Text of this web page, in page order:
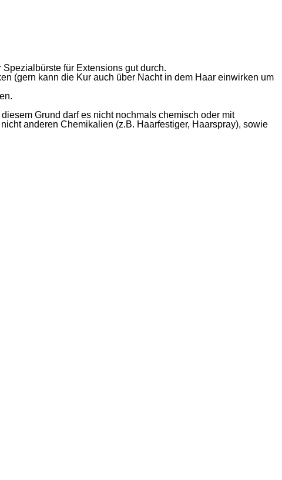
für Extensions gut durch.
(gern kann die Kur auch über Nacht in dem Haar einwirken um
Grund darf es nicht nochmals chemisch oder mit
anderen Chemikalien (z.B. Haarfestiger, Haarspray), sowie